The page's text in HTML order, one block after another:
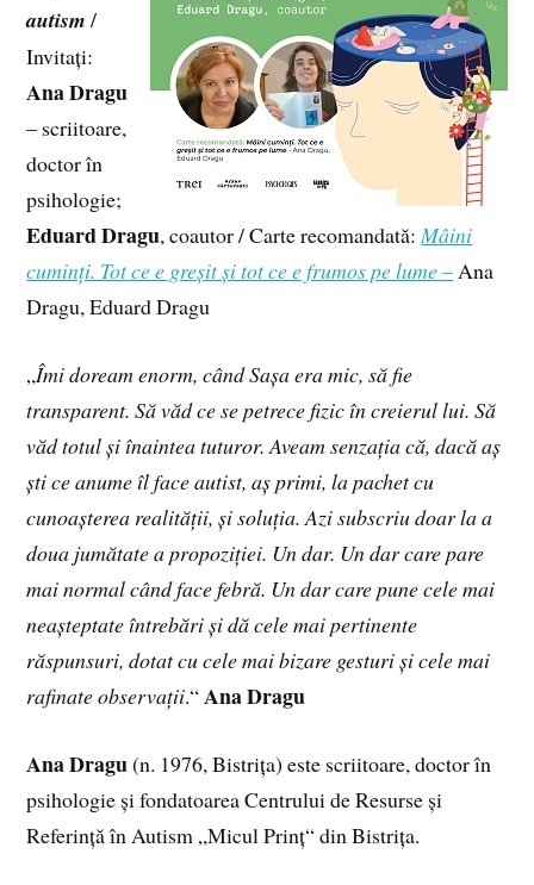
autism /
Invitați:
Ana Dragu
– scriitoare,
doctor în
psihologie;
Eduard Dragu, coautor / Carte recomandată:Mâini
cuminți. Tot ce e greșit și tot ce e frumos pe lume–Ana
Dragu, Eduard Dragu
„Îmi doream enorm, când Sașa era mic, să fie
transparent. Să văd ce se petrece fizic în creierul lui. Să
văd totul și înaintea tuturor. Aveam senzația că, dacă aș
ști ce anume îl face autist, aș primi, la pachet cu
cunoașterea realității, și soluția. Azi subscriu doar la a
doua jumătate a propoziției. Un dar. Un dar care pare
mai normal când face febră. Un dar care pune cele mai
neașteptate întrebări și dă cele mai pertinente
răspunsuri, dotat cu cele mai bizare gesturi și cele mai
rafinate observații.“Ana Dragu
Ana Dragu(n. 1976, Bistrița) este scriitoare, doctor în
psihologie și fondatoarea Centrului de Resurse și
Referință în Autism „Micul Prinț“ din Bistrița.